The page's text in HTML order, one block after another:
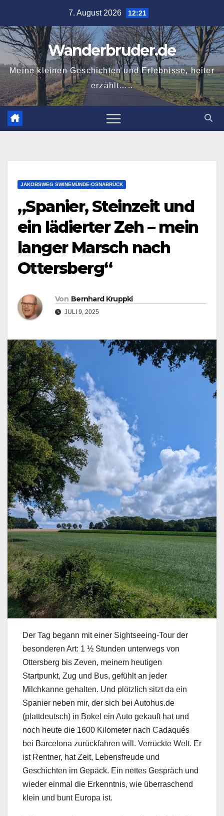
springen
7. August 2026 12:21
Wanderbruder.de
Meine kleinen Geschichten und Erlebnisse, heiter
erzählt…..
JAKOBSWEG SWINEMÜNDE-OSNABRÜCK
„Spanier, Steinzeit und
ein lädierter Zeh – mein
langer Marsch nach
Ottersberg“
Von Bernhard Kruppki
JULI 9, 2025
Der Tag begann mit einer Sightseeing-Tour der
besonderen Art: 1 ½ Stunden unterwegs von
Ottersberg bis Zeven, meinem heutigen
Startpunkt, Zug und Bus, gefühlt an jeder
Milchkanne gehalten. Und plötzlich sitzt da ein
Spanier neben mir, der sich bei Autohus.de
(plattdeutsch) in Bokel ein Auto gekauft hat und
noch heute die 1600 Kilometer nach Cadaqués
bei Barcelona zurückfahren will. Verrückte Welt. Er
ist Rentner, hat Zeit, Lebensfreude und
Geschichten im Gepäck. Ein nettes Gespräch und
wieder einmal die Erkenntnis, wie überraschend
klein und bunt Europa ist.